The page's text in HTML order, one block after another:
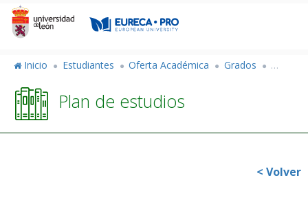
Pasar
contenido
Inicio
Estudiantes Oferta Académica Grados Grado
Plan de estudios
< Volver